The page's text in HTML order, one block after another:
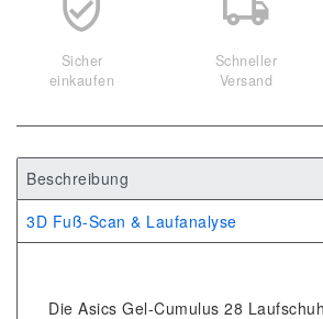
Sicher
einkaufen
Schneller
Versand
Beschreibung
3D Fuß-Scan & Laufanalyse
Die Asics Gel-Cumulus 28